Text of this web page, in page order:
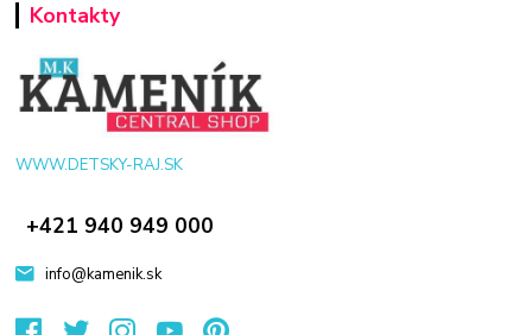
Kontakty
WWW.DETSKY-RAJ.SK
+421 940 949 000
info@kamenik.sk